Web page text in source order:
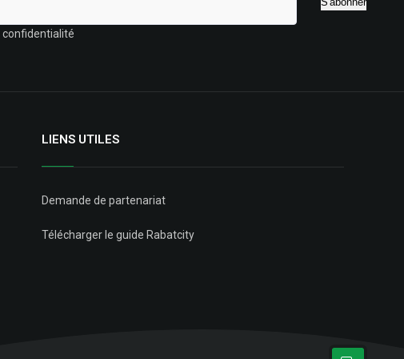
confidentialité
LIENS UTILES
Demande de partenariat
Télécharger le guide Rabatcity